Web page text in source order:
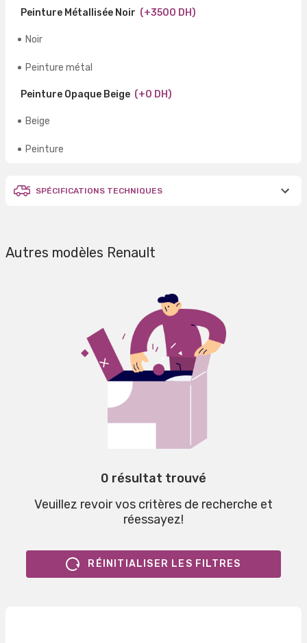
Peinture Métallisée Noir (+3500 DH)
Noir
Peinture métal
Peinture Opaque Beige (+0 DH)
Beige
Peinture
SPÉCIFICATIONS TECHNIQUES
Autres modèles Renault
0 résultat trouvé
Veuillez revoir vos critères de recherche et
réessayez!
RÉINITIALISER LES FILTRES